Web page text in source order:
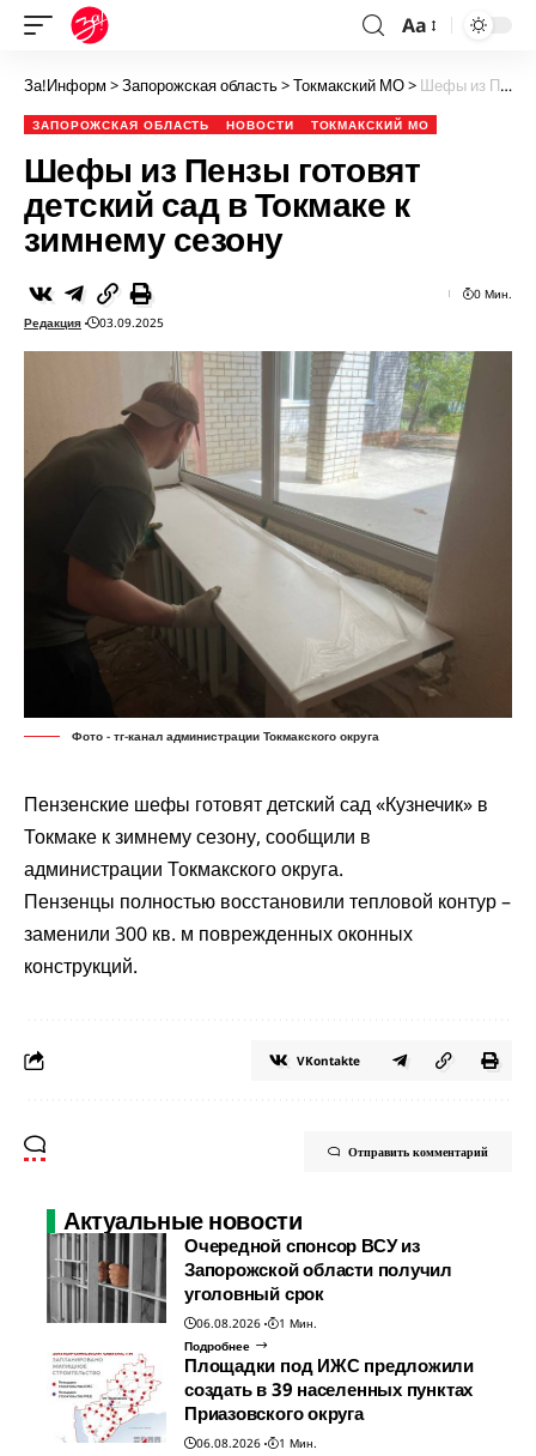
Aa
За!Информ >Запорожская область>Токмакский МО> Шефы из Пензы готовят детский сад в Токмаке к зимнему сезону
ЗАПОРОЖСКАЯ ОБЛАСТЬ НОВОСТИ ТОКМАКСКИЙ МО
Шефы из Пензы готовят
детский сад в Токмаке к
зимнему сезону
Редакция 03.09.2025
0 Мин.
Фото - тг-канал администрации Токмакского округа
Пензенские шефы готовят детский сад «Кузнечик» в
Токмаке к зимнему сезону, сообщили в
администрации Токмакского округа.
Пензенцы полностью восстановили тепловой контур –
заменили 300 кв. м поврежденных оконных
конструкций.
VKontakte
Отправить комментарий
Актуальные новости
Очередной спонсор ВСУ из
Запорожской области получил
уголовный срок
06.08.2026
1 Мин.
Подробнее
Площадки под ИЖС предложили
создать в 39 населенных пунктах
Приазовского округа
06.08.2026
1 Мин.